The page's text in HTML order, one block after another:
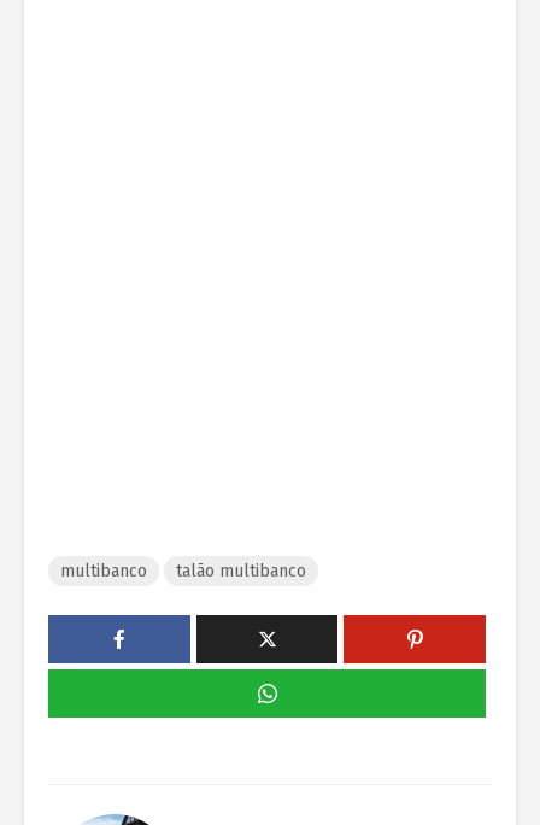
multibanco talão multibanco